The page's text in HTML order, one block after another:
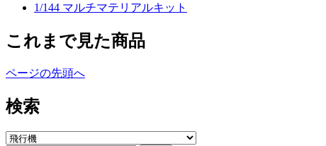
1/144 マルチマテリアルキット
これまで見た商品
ページの先頭へ
検索